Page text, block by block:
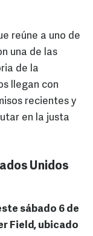
reúne a uno de
una de las
de la
llegan con
recientes y
en la justa
Unidos
sábado 6 de
Field, ubicado